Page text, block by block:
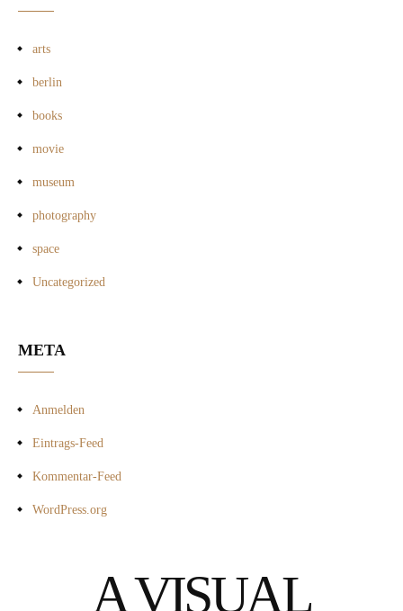
arts
berlin
books
movie
museum
photography
space
Uncategorized
META
Anmelden
Eintrags-Feed
Kommentar-Feed
WordPress.org
A VISUAL